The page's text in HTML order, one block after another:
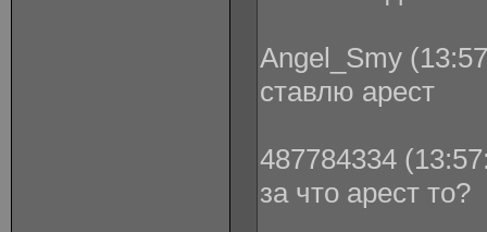
Angel_Smy
ставлю арест
487784334
за что арест то?